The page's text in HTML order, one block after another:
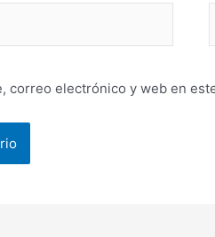
correo electrónico y web en